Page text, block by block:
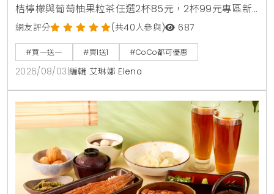
桔檸檬與葡萄柚果粒茶任選2杯85元，2杯99元專區新
上架粉角檸檬冬瓜，每週一二指定咖啡買1送1，8月5日
週三好友日更祭出百香雙響炮買1送1優惠。
網友評分 (共40人參與) 687
#買一送一 #買1送1 #CoCo都可優惠
2026/08/03 編輯 艾琳娜 Elena